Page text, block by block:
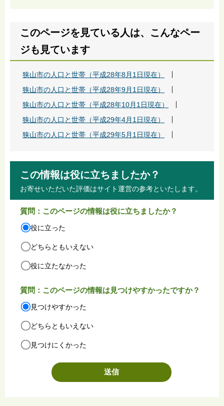
このページを見ている人は、こんなペー
ジも見ています
狭山市の人口と世帯（平成28年8月1日現在）
狭山市の人口と世帯（平成28年9月1日現在）
狭山市の人口と世帯（平成28年10月1日現在）
狭山市の人口と世帯（平成29年4月1日現在）
狭山市の人口と世帯（平成29年5月1日現在）
この情報は役に立ちましたか？
お寄せいただいた評価はサイト運営の参考といたします。
質問：このページの情報は役に立ちましたか？
役に立った
どちらともいえない
役に立たなかった
質問：このページの情報は見つけやすかったですか？
見つけやすかった
どちらともいえない
見つけにくかった